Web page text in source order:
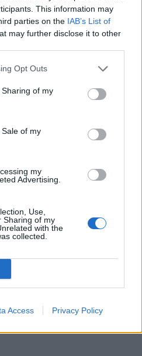
This information may
parties on the IAB’s List of
may further disclose it to other
Opt Outs
of my
of my
my
Advertising.
Use,
Sharing of my
with the
collected.
Access Privacy Policy
Η γνωστή
απάντησή
νόημα – «Έρχεται